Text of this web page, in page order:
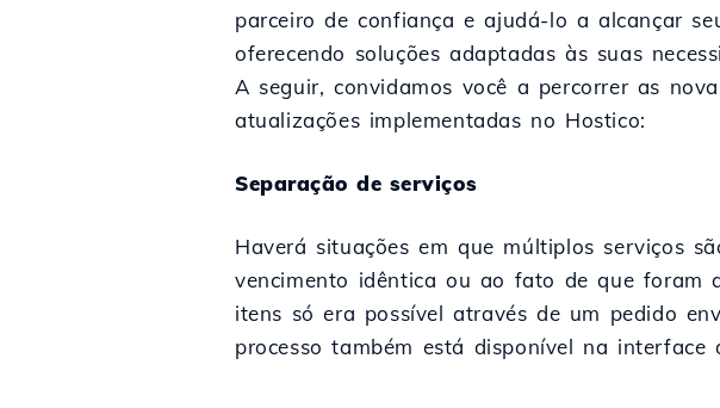
parceiro de confiança e ajudá-lo a alcançar
oferecendo soluções adaptadas às suas
A seguir, convidamos você a percorrer as
atualizações implementadas no Hostico:
Separação de serviços
Haverá situações em que múltiplos serviços
vencimento idêntica ou ao fato de que foram
itens só era possível através de um pedido
processo também está disponível na interface